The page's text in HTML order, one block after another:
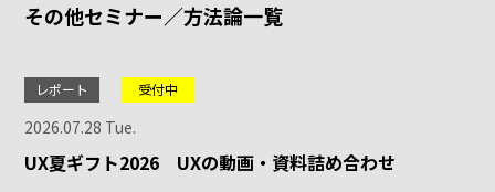
その他セミナー／方法論一覧
レポート 受付中
2026.07.28 Tue.
UX夏ギフト2026 UXの動画・資料詰め合わせ